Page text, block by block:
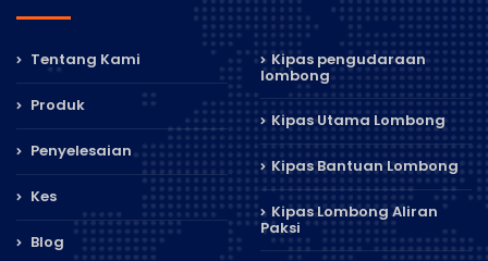
Tentang Kami
Produk
Penyelesaian
Kes
Blog
Kipas pengudaraan
lombong
Kipas Utama Lombong
Kipas Bantuan Lombong
Kipas Lombong Aliran
Paksi